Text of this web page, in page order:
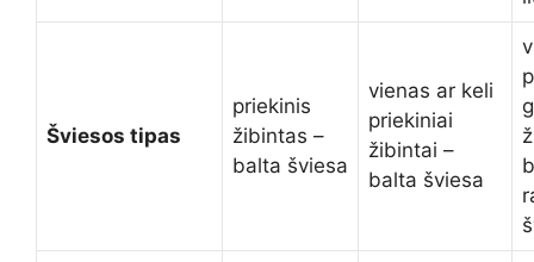
Šviesos tipas
priekinis
žibintas –
balta šviesa
vienas ar keli
priekiniai
žibintai –
balta šviesa